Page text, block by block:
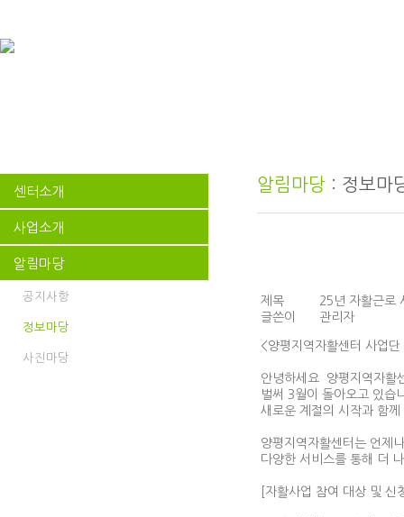
센터소개
사업소개
알림마당
공지사항
정보마당
사진마당
알림마당 : 정보마
제목
25년 자활근로
글쓴이
관리자
<양평지역자활센터 사업단
안녕하세요 양평지역자활
벌써 3월이 돌아오고 있습
새로운 계절의 시작과 함
양평지역자활센터는 언제
다양한 서비스를 통해 더
[자활사업 참여 대상 및 신